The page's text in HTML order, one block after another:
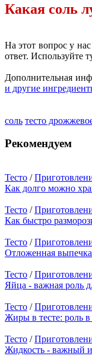
Какая соль
На этот вопрос у
ответ. Используйте
Дополнительная
и другие
соль тесто
Рекомендуем
Тесто /
Как долго можно
Тесто /
Как быстро
Тесто /
Отложенная
Тесто /
Яйца - важная роль
Тесто /
Жиры в тесте: роль
Тесто /
Жидкость - важный